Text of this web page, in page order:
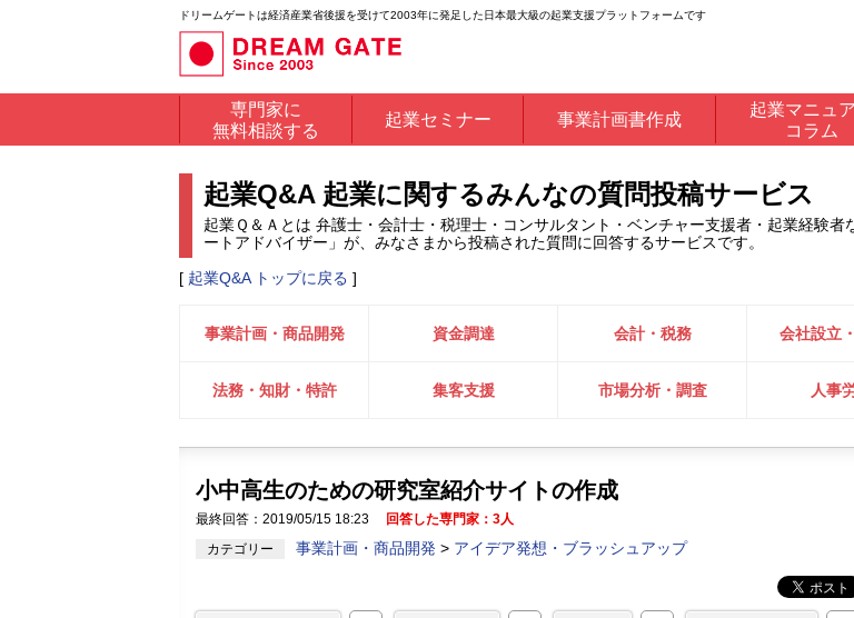
ドリームゲートは経済産業省後援を受けて2003年に発足した日本最大級の起業支援プラットフォームです
専門家に
無料相談する
起業セミナー 事業計画書作成
起業マニュ
コラム
起業Q&A 起業に関するみんなの質問投稿サービス
起業Ｑ＆Ａとは 弁護士・会計士・税理士・コンサルタント・ベンチャー支援者・起業経験
ートアドバイザー」が、みなさまから投稿された質問に回答するサービスです。
[ 起業Q&A トップに戻る ]
事業計画・商品開発 資金調達 会計・税務 会社設立
法務・知財・特許 集客支援 市場分析・調査 人事
小中高生のための研究室紹介サイトの作成
最終回答：2019/05/15 18:23
回答した専門家：3人
カテゴリー
事業計画・商品開発 > アイデア発想・ブラッシュアップ